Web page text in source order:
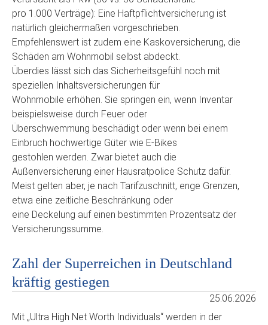
pro 1.000 Verträge): Eine Haftpflichtversicherung ist
natürlich gleichermaßen vorgeschrieben.
Empfehlenswert ist zudem eine Kaskoversicherung, die
Schäden am Wohnmobil selbst abdeckt.
Überdies lässt sich das Sicherheitsgefühl noch mit
speziellen Inhaltsversicherungen für
Wohnmobile erhöhen. Sie springen ein, wenn Inventar
beispielsweise durch Feuer oder
Überschwemmung beschädigt oder wenn bei einem
Einbruch hochwertige Güter wie E-Bikes
gestohlen werden. Zwar bietet auch die
Außenversicherung einer Hausratpolice Schutz dafür.
Meist gelten aber, je nach Tarifzuschnitt, enge Grenzen,
etwa eine zeitliche Beschränkung oder
eine Deckelung auf einen bestimmten Prozentsatz der
Versicherungssumme.
Zahl der Superreichen in Deutschland
kräftig gestiegen
25.06.2026
Mit „Ultra High Net Worth Individuals“ werden in der